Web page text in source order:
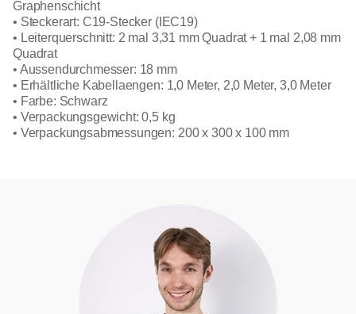
Graphenschicht
• Steckerart: C19-Stecker (IEC19)
• Leiterquerschnitt: 2 mal 3,31 mm Quadrat + 1 mal 2,08 mm
Quadrat
• Aussendurchmesser: 18 mm
• Erhältliche Kabellaengen: 1,0 Meter, 2,0 Meter, 3,0 Meter
• Farbe: Schwarz
• Verpackungsgewicht: 0,5 kg
• Verpackungsabmessungen: 200 x 300 x 100 mm